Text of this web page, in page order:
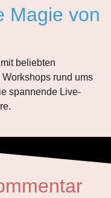
Magie von
beliebten
rund ums
spannende Live-